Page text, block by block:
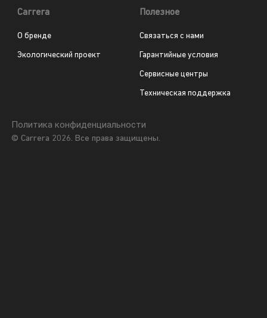
Carrera
О бренде
Экологический проект
Полезное
Связаться с нами
Гарантийные условия
Сервисные центры
Техническая поддержка
© Carrera 2026. Все права защищены.
Политика конфиденциальности